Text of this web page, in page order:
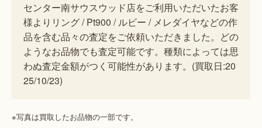
センター南サウスウッド店をご利用いただいたお客
様よりリング / Pt900 / ルビー / メレダイヤなどの作
品を含む品々の査定をご依頼いただきました。どの
ようなお品物でも査定可能です。種類によっては思
わぬ査定金額がつく可能性があります。(買取日:20
25/10/23)
※写真は買取したお品物の一部です。